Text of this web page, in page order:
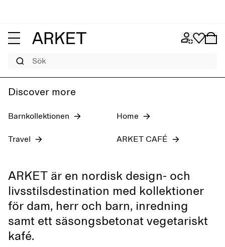
Discover more
Barnkollektionen Home
Travel ARKET CAFÉ
ARKET är en nordisk design- och
livsstilsdestination med kollektioner
för dam, herr och barn, inredning
samt ett säsongsbetonat vegetariskt
kafé.